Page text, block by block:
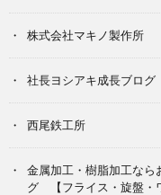
株式会社マキノ製作所
社長ヨシアキ成長ブログ
西尾鉄工所
金属加工・樹脂加工なら
グ 【フライス・旋盤・